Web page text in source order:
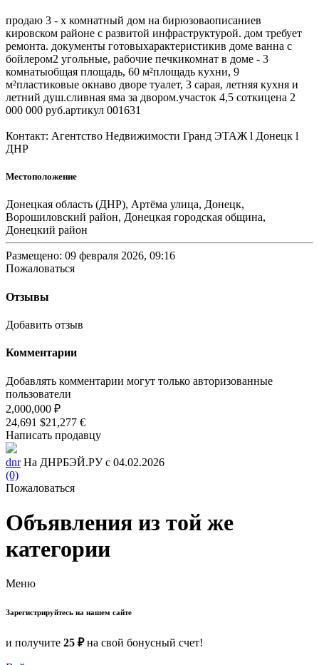
продаю 3 - х комнатный дом на бирюзоваописаниев
кировском районе с развитой инфраструктурой. дом требует
ремонта. документы готовыхарактеристикив доме ванна с
бойлером2 угольные, рабочие печкикомнат в доме - 3
комнатыобщая площадь, 60 м²площадь кухни, 9
м²пластиковые окнаво дворе туалет, 3 сарая, летняя кухня и
летний душ.сливная яма за двором.участок 4,5 соткицена 2
000 000 руб.артикул 001631
Контакт: Агентство Недвижимости Гранд ЭТАЖ l Донецк l
ДНР
Местоположение
Донецкая область (ДНР), Артёма улица, Донецк,
Ворошиловский район, Донецкая городская община,
Донецкий район
Размещено: 09 февраля 2026, 09:16
Пожаловаться
Отзывы
Добавить отзыв
Комментарии
Добавлять комментарии могут только авторизованные
пользователи
2,000,000 ₽
24,691 $21,277 €
Написать продавцу
dnr На ДНРБЭЙ.РУ с 04.02.2026
(0)
Пожаловаться
Объявления из той же
категории
Меню
Зарегистрируйтесь на нашем сайте
и получите 25 ₽на свой бонусный счет!